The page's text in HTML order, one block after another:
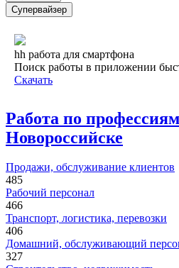
Супервайзер
hh работа для смартфона
Поиск работы в приложении
Скачать
Работа по
Новороссийске
Продажи, обслуживание клиентов
485
Рабочий персонал
466
Транспорт, логистика, перевозки
406
Домашний, обслуживающий
327